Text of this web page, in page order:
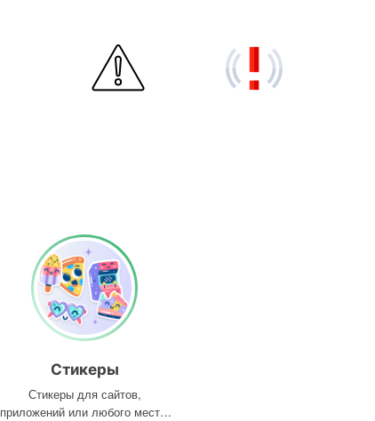
Стикеры
Стикеры для сайтов,
приложений или любого места,